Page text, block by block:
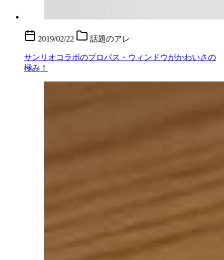
2019/02/22 話題のアレ
サンリオコラボのプロパス・ウィンドウがかわいさの
極み！